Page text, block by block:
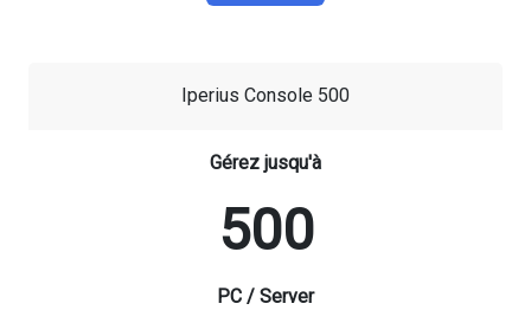
Iperius Console 500
Gérez jusqu'à
500
PC / Server